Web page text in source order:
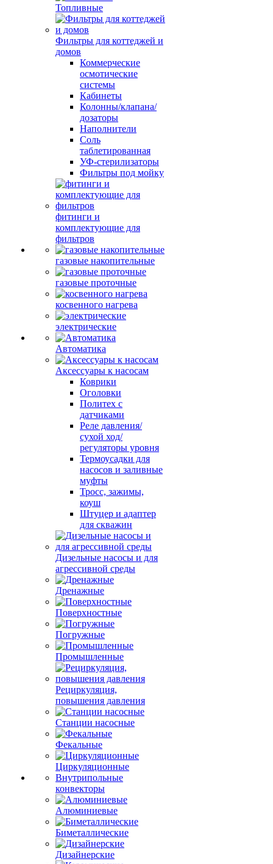
Топливные
Фильтры для коттеджей и
домов
Коммерческие
осмотические
системы
Кабинеты
Колонны/клапана/
дозаторы
Наполнители
Соль
таблетированная
УФ-стерилизаторы
Фильтры под мойку
фитинги и
комплектующие для
фильтров
газовые накопительные
газовые проточные
косвенного нагрева
электрические
Автоматика
Аксессуары к насосам
Коврики
Оголовки
Политех с
датчиками
Реле давления/
сухой ход/
регуляторы уровня
Термоусадки для
насосов и заливные
муфты
Тросс, зажимы,
коуш
Штуцер и адаптер
для скважин
Дизельные насосы и для
агрессивной среды
Дренажные
Поверхностные
Погружные
Промышленные
Рециркуляция,
повышения давления
Станции насосные
Фекальные
Циркуляционные
Внутрипольные
конвекторы
Алюминиевые
Биметаллические
Дизайнерские